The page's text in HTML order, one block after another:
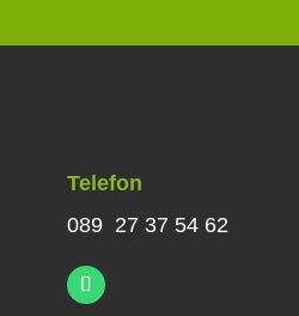
Telefon
089 27 37 54 62